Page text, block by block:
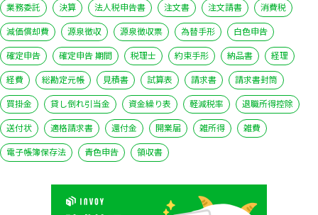
業務委託
決算 法人税申告書 注文書 注文請書
消費税
減価償却費
源泉徴収 源泉徴収票 為替手形
白色申告
確定申告
確定申告 期間 税理士 約束手形 納品書
経理
経費
総勘定元帳 見積書 試算表 請求書
請求書封筒
買掛金
貸し倒れ引当金 資金繰り表 軽減税率
退職所得控除
送付状
適格請求書 還付金 開業届 雑所得
雑費
電子帳簿保存法
青色申告 領収書